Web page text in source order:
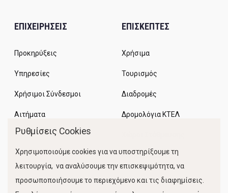
ΕΠΙΧΕΙΡΗΣΕΙΣ
Προκηρύξεις
Υπηρεσίες
Χρήσιμοι Σύνδεσμοι
Αιτήματα
ΕΠΙΣΚΕΠΤΕΣ
Χρήσιμα
Τουρισμός
Διαδρομές
Δρομολόγια ΚΤΕΛ
Κίνηση Λιμένος
Ρυθμίσεις Cookies
Χρησιμοποιούμε cookies για να υποστηρίξουμε τη
λειτουργία, να αναλύσουμε την επισκεψιμότητα, να
προσωποποιήσουμε το περιεχόμενο και τις διαφημίσεις.